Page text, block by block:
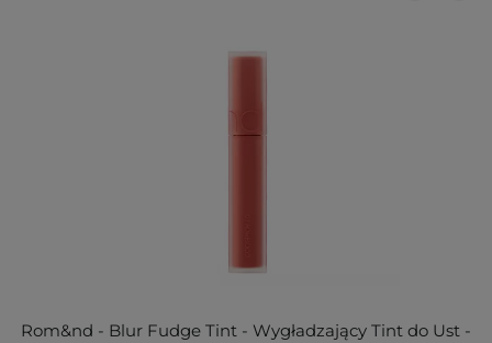
Rom&nd - Blur Fudge Tint - Wygładzający Tint do Ust -